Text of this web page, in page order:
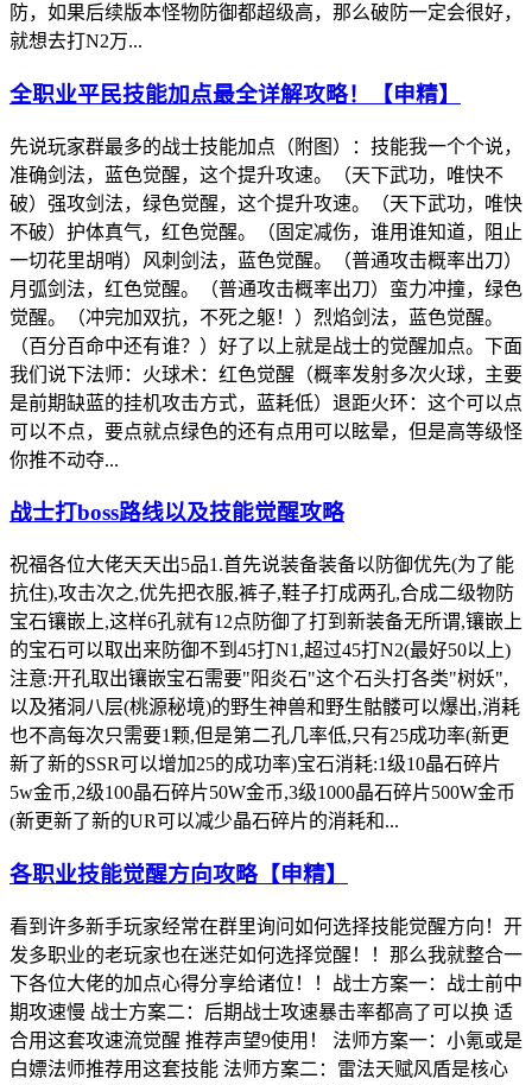
防，如果后续版本怪物防御都超级高，那么破防一定会很好，
就想去打N2万...
全职业平民技能加点最全详解攻略！【申精】
先说玩家群最多的战士技能加点（附图）：技能我一个个说，
准确剑法，蓝色觉醒，这个提升攻速。（天下武功，唯快不
破）强攻剑法，绿色觉醒，这个提升攻速。（天下武功，唯快
不破）护体真气，红色觉醒。（固定减伤，谁用谁知道，阻止
一切花里胡哨）风刺剑法，蓝色觉醒。（普通攻击概率出刀）
月弧剑法，红色觉醒。（普通攻击概率出刀）蛮力冲撞，绿色
觉醒。（冲完加双抗，不死之躯！）烈焰剑法，蓝色觉醒。
（百分百命中还有谁？）好了以上就是战士的觉醒加点。下面
我们说下法师：火球术：红色觉醒（概率发射多次火球，主要
是前期缺蓝的挂机攻击方式，蓝耗低）退距火环：这个可以点
可以不点，要点就点绿色的还有点用可以眩晕，但是高等级怪
你推不动夺...
战士打boss路线以及技能觉醒攻略
祝福各位大佬天天出5品1.首先说装备装备以防御优先(为了能
抗住),攻击次之,优先把衣服,裤子,鞋子打成两孔,合成二级物防
宝石镶嵌上,这样6孔就有12点防御了打到新装备无所谓,镶嵌上
的宝石可以取出来防御不到45打N1,超过45打N2(最好50以上)
注意:开孔取出镶嵌宝石需要"阳炎石"这个石头打各类"树妖",
以及猪洞八层(桃源秘境)的野生神兽和野生骷髅可以爆出,消耗
也不高每次只需要1颗,但是第二孔几率低,只有25成功率(新更
新了新的SSR可以增加25的成功率)宝石消耗:1级10晶石碎片
5w金币,2级100晶石碎片50W金币,3级1000晶石碎片500W金币
(新更新了新的UR可以减少晶石碎片的消耗和...
各职业技能觉醒方向攻略【申精】
看到许多新手玩家经常在群里询问如何选择技能觉醒方向！开
发多职业的老玩家也在迷茫如何选择觉醒！！那么我就整合一
下各位大佬的加点心得分享给诸位！！战士方案一：战士前中
期攻速慢 战士方案二：后期战士攻速暴击率都高了可以换 适
合用这套攻速流觉醒 推荐声望9使用！ 法师方案一：小氪或是
白嫖法师推荐用这套技能 法师方案二：雷法天赋风盾是核心